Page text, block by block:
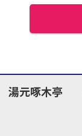
湯元啄木亭